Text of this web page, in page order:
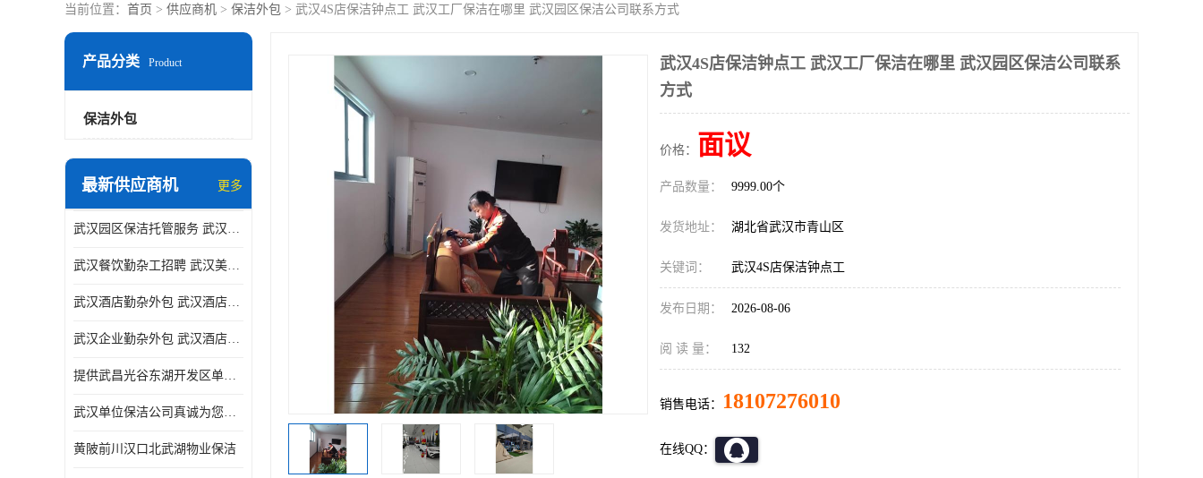
当前位置： 首页 > 供应商机 > 保洁外包 > 武汉4S店保洁钟点工 武汉工厂保洁在哪里 武汉园区保洁公司联系方式
产品分类 Product
保洁外包
最新供应商机 更多
武汉园区保洁托管服务 武汉运动场馆勤杂外包 武汉餐饮勤杂服务托管
武汉餐饮勤杂工招聘 武汉美食堂定点保洁 武汉酒店勤杂外包
武汉酒店勤杂外包 武汉酒店勤杂服务托管
武汉企业勤杂外包 武汉酒店勤杂服务外包
提供武昌光谷东湖开发区单位保洁
武汉单位保洁公司真诚为您服务
黄陂前川汉口北武湖物业保洁
武汉4S店保洁钟点工 武汉工厂保洁在哪里 武汉园区保洁公司联系
方式
价格： 面议
产品数量： 9999.00个
发货地址： 湖北省武汉市青山区
关键词： 武汉4S店保洁钟点工
发布日期： 2026-08-06
阅 读 量： 132
销售电话： 18107276010
在线QQ：